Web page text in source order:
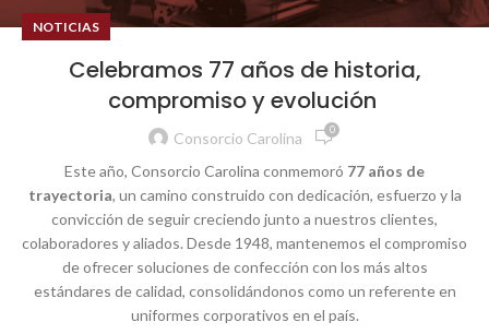
NOTICIAS
Celebramos 77 años de historia,
compromiso y evolución​ ​
Consorcio Carolina 0
Esteaño, Consorcio Carolina conmemoró 77 años de
trayectoria, un camino construido con dedicación, esfuerzo y la
convicción de seguircreciendo junto a nuestros clientes,
colaboradores yaliados. Desde 1948, mantenemos el compromiso
deofrecer soluciones deconfección con los más altos
estándares decalidad, consolidándonos como un referente en
uniformes corporativos en el país.